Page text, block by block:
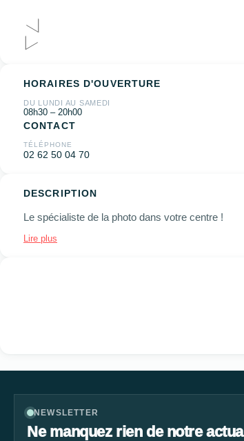
HORAIRES D'OUVERTURE
DU LUNDI AU SAMEDI
08h30 – 20h00
CONTACT
TÉLÉPHONE
02 62 50 04 70
DESCRIPTION
Le spécialiste de la photo dans votre centre !
Lire plus
NEWSLETTER
Ne manquez rien de notre